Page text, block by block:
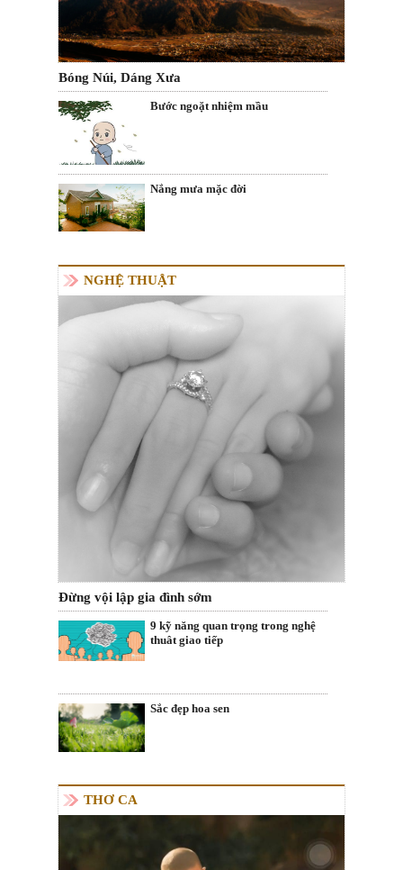
Bóng Núi, Dáng Xưa
Bước ngoặt nhiệm mầu
Nắng mưa mặc đời
NGHỆ THUẬT
Đừng vội lập gia đình sớm
9 kỹ năng quan trọng trong nghệ
thuât giao tiếp
Sắc đẹp hoa sen
THƠ CA